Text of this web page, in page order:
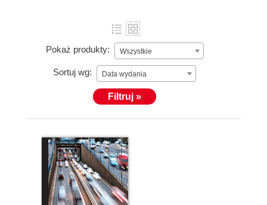
Pokaż produkty: Wszystkie
Sortuj wg: Data wydania
Filtruj »